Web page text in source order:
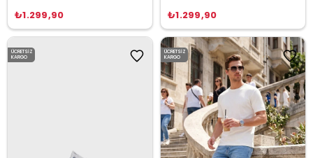
₺1.299,90 ₺1.299,90
ÜCRETSIZ
KARGO
ÜCRETSIZ
KARGO